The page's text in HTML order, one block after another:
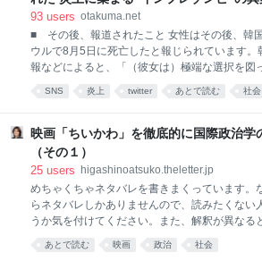
職員（退職
新聞
93 users otakuma.net
■ その後、報道されたこと 女性はその後、韓
ウルで8月5日に死亡したと報じられています。
報などによると、「（彼女は）極端な選択を図
とのこと。報道は匿名ですが、複数の情報が一
いることなどから、同一人物と考えられていま
上や誹謗中傷との関係を指摘する声が出ていま
だし、炎上や個々の投稿と女性の死との因果関
現時点では確認されていません。 ■ 謝罪投稿に
は、女性の謝罪投稿に残されていた、いくつか
でした。 「謝罪するのに（メンバーと）一緒に
画像載せるのは何なん。どこまで承認欲求モン
なの」 8月1日朝に投稿されたこの返信は、約20
SNS 炎上 twitter あとで読む 社会
映画「ちいかわ」を徹底的に国際政治学
（その１）
25 users
higashinoatsuko.theletter.jp
めちゃくちゃネタバレを書きまくっています。
らネタバレしかありませんので、読みたくない
うか気を付けてください。また、解釈が異なる
があってもどうか許してください。「そこは違
というところがあれば、コメントくださいね。
あとで読む 映画 政治 社会